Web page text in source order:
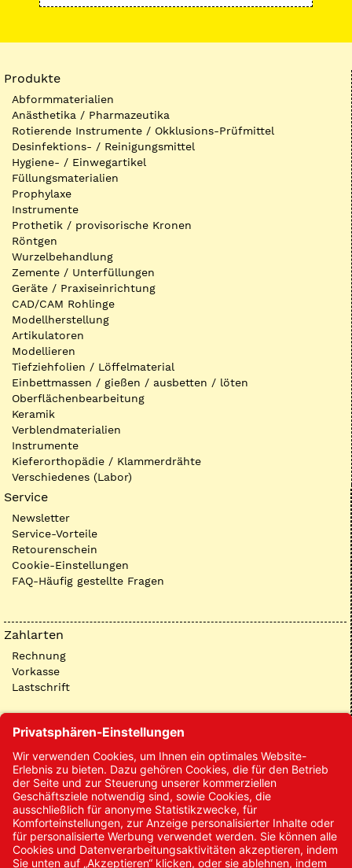
Produkte
Abformmaterialien
Anästhetika / Pharmazeutika
Rotierende Instrumente / Okklusions-Prüfmittel
Desinfektions- / Reinigungsmittel
Hygiene- / Einwegartikel
Füllungsmaterialien
Prophylaxe
Instrumente
Prothetik / provisorische Kronen
Röntgen
Wurzelbehandlung
Zemente / Unterfüllungen
Geräte / Praxiseinrichtung
CAD/CAM Rohlinge
Modellherstellung
Artikulatoren
Modellieren
Tiefziehfolien / Löffelmaterial
Einbettmassen / gießen / ausbetten / löten
Oberflächenbearbeitung
Keramik
Verblendmaterialien
Instrumente
Kieferorthopädie / Klammerdrähte
Verschiedenes (Labor)
Service
Newsletter
Service-Vorteile
Retourenschein
Cookie-Einstellungen
FAQ-Häufig gestellte Fragen
Zahlarten
Rechnung
Vorkasse
Lastschrift
Kontakt
Kontakt/Anfrage
Neukundenanmeldung
Kennwort vergessen